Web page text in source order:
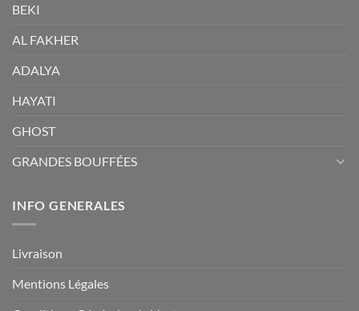
BEKI
AL FAKHER
ADALYA
HAYATI
GHOST
GRANDES BOUFFÉES
INFO GENERALES
Livraison
Mentions Légales